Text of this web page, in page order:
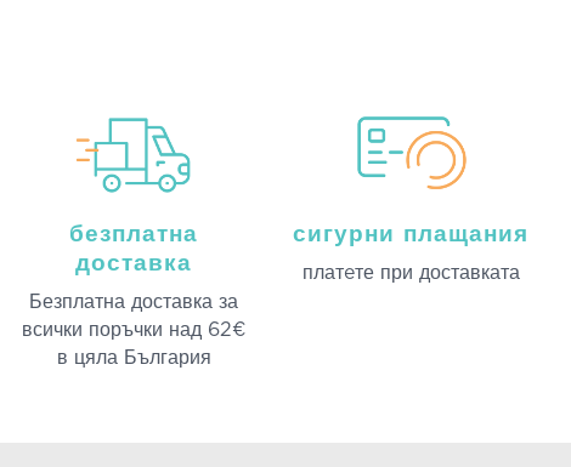
безплатна
доставка
Безплатна доставка за
всички поръчки над 62€
в цяла България
сигурни плащания
платeте при доставката